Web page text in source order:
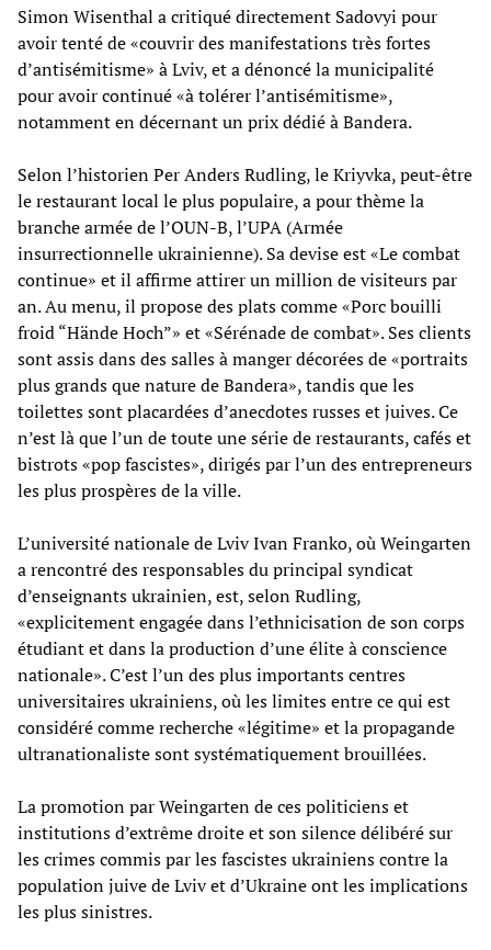
Simon Wisenthal a critiqué directement Sadovyi pour
avoir tenté de «couvrir des manifestations très fortes
d’antisémitisme» à Lviv, et a dénoncé la municipalité
pour avoir continué «à tolérer l’antisémitisme»,
notamment en décernant un prix dédié à Bandera.
Selon l’historien Per Anders Rudling, le Kriyvka, peut-être
le restaurant local le plus populaire, a pour thème la
branche armée de l’OUN-B, l’UPA (Armée
insurrectionnelle ukrainienne). Sa devise est «Le combat
continue» et il affirme attirer un million de visiteurs par
an. Au menu, il propose des plats comme «Porc bouilli
froid “Hände Hoch”» et «Sérénade de combat». Ses clients
sont assis dans des salles à manger décorées de «portraits
plus grands que nature de Bandera», tandis que les
toilettes sont placardées d’anecdotes russes et juives. Ce
n’est là que l’un de toute une série de restaurants, cafés et
bistrots «pop fascistes», dirigés par l’un des entrepreneurs
les plus prospères de la ville.
L’université nationale de Lviv Ivan Franko, où Weingarten
a rencontré des responsables du principal syndicat
d’enseignants ukrainien, est, selon Rudling,
«explicitement engagée dans l’ethnicisation de son corps
étudiant et dans la production d’une élite à conscience
nationale». C’est l’un des plus importants centres
universitaires ukrainiens, où les limites entre ce qui est
considéré comme recherche «légitime» et la propagande
ultranationaliste sont systématiquement brouillées.
La promotion par Weingarten de ces politiciens et
institutions d’extrême droite et son silence délibéré sur
les crimes commis par les fascistes ukrainiens contre la
population juive de Lviv et d’Ukraine ont les implications
les plus sinistres.